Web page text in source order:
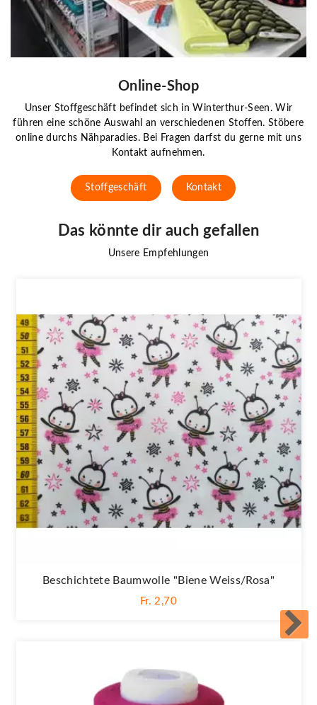
Online-Shop
Unser Stoffgeschäft befindet sich in Winterthur-Seen. Wir
führen eine schöne Auswahl an verschiedenen Stoffen. Stöbere
online durchs Nähparadies. Bei Fragen darfst du gerne mit uns
Kontakt aufnehmen.
Stoffgeschäft Kontakt
Das könnte dir auch gefallen
Unsere Empfehlungen
Beschichtete Baumwolle "Biene Weiss/rosa"
Fr. 2,70